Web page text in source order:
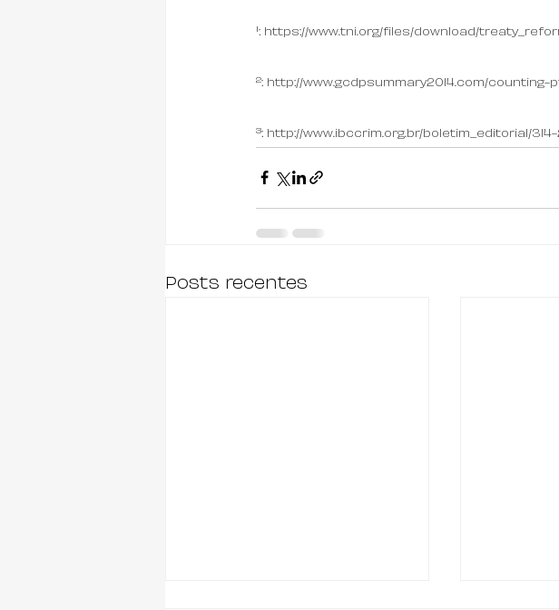
¹: https://www.tni.org/files/download/
²: http://www.gcdpsummary2014.com/counting-
³: http://www.ibccrim.org.br/boletim_editorial/
Posts recentes